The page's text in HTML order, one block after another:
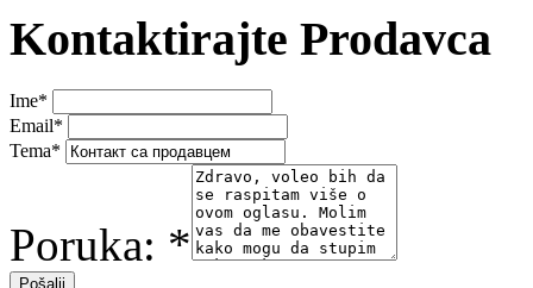
Kontaktirajte Prodavca
Ime*
Email*
Tema*
Poruka: *